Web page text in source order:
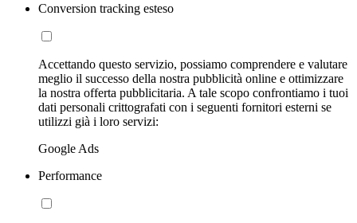
Conversion tracking esteso
Accettando questo servizio, possiamo comprendere e valutare
meglio il successo della nostra pubblicità online e ottimizzare
la nostra offerta pubblicitaria. A tale scopo confrontiamo i tuoi
dati personali crittografati con i seguenti fornitori esterni se
utilizzi già i loro servizi:
Google Ads
Performance